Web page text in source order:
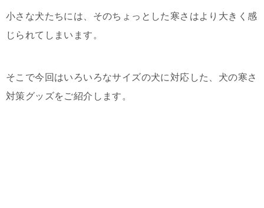
小さな犬たちには、そのちょっとした寒さはより大きく感
じられてしまいます。
そこで今回はいろいろなサイズの犬に対応した、犬の寒さ
対策グッズをご紹介します。